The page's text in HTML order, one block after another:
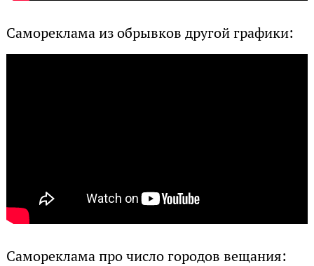
Самореклама из обрывков другой графики:
Самореклама про число городов вещания: